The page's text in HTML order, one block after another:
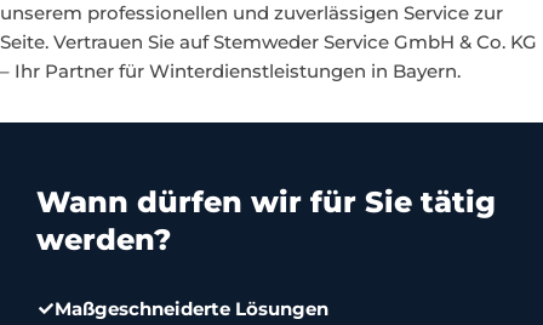
unserem professionellen und zuverlässigen Service zur
Seite. Vertrauen Sie auf Stemweder Service GmbH & Co. KG
– Ihr Partner für Winterdienstleistungen in Bayern.
Wann dürfen wir für Sie tätig
werden?
Maßgeschneiderte Lösungen